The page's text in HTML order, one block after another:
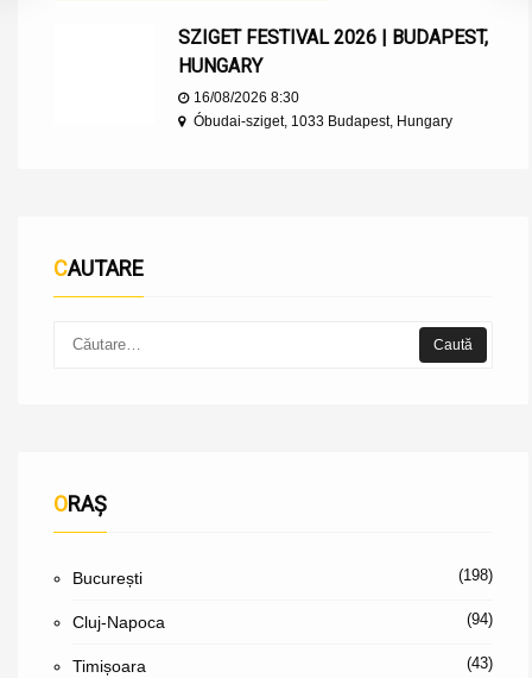
SZIGET FESTIVAL 2026 | BUDAPEST,
HUNGARY
16/08/2026 8:30
Óbudai-sziget, 1033 Budapest, Hungary
CAUTARE
ORAȘ
București (198)
Cluj-Napoca (94)
Timișoara (43)